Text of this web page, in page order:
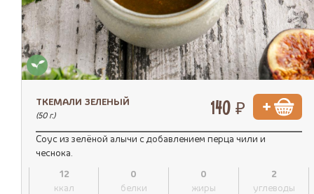
ТКЕМАЛИ ЗЕЛЕНЫЙ
(50 г.) 140 ₽
Соус из зелёной алычи с добавлением перца чили и
чеснока.
12
ккал
0
белки
0
жиры
2
углеводы